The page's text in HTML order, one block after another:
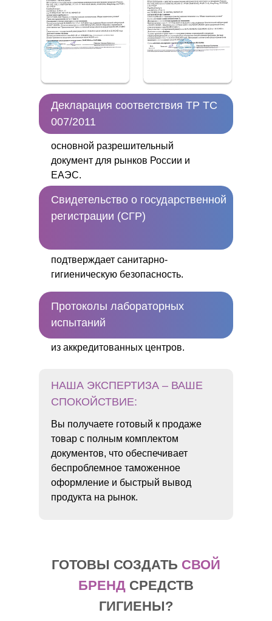
Декларация соответствия ТР ТС
007/2011
основной разрешительный
документ для рынков России и
ЕАЭС.
Свидетельство о государственной
регистрации (СГР)
подтверждает санитарно-
гигиеническую безопасность.
Протоколы лабораторных
испытаний
из аккредитованных центров.
НАША ЭКСПЕРТИЗА – ВАШЕ
СПОКОЙСТВИЕ:
Вы получаете готовый к продаже
товар с полным комплектом
документов, что обеспечивает
беспроблемное таможенное
оформление и быстрый вывод
продукта на рынок.
ГОТОВЫ СОЗДАТЬ СВОЙ
БРЕНД СРЕДСТВ
ГИГИЕНЫ?